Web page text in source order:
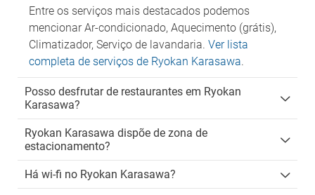
Entre os serviços mais destacados podemos
mencionar Ar-condicionado, Aquecimento (grátis),
Climatizador, Serviço de lavandaria. Ver lista
completa de serviços de Ryokan Karasawa.
Posso desfrutar de restaurantes em Ryokan
Karasawa?
Ryokan Karasawa dispõe de zona de
estacionamento?
Há wi-fi no Ryokan Karasawa?